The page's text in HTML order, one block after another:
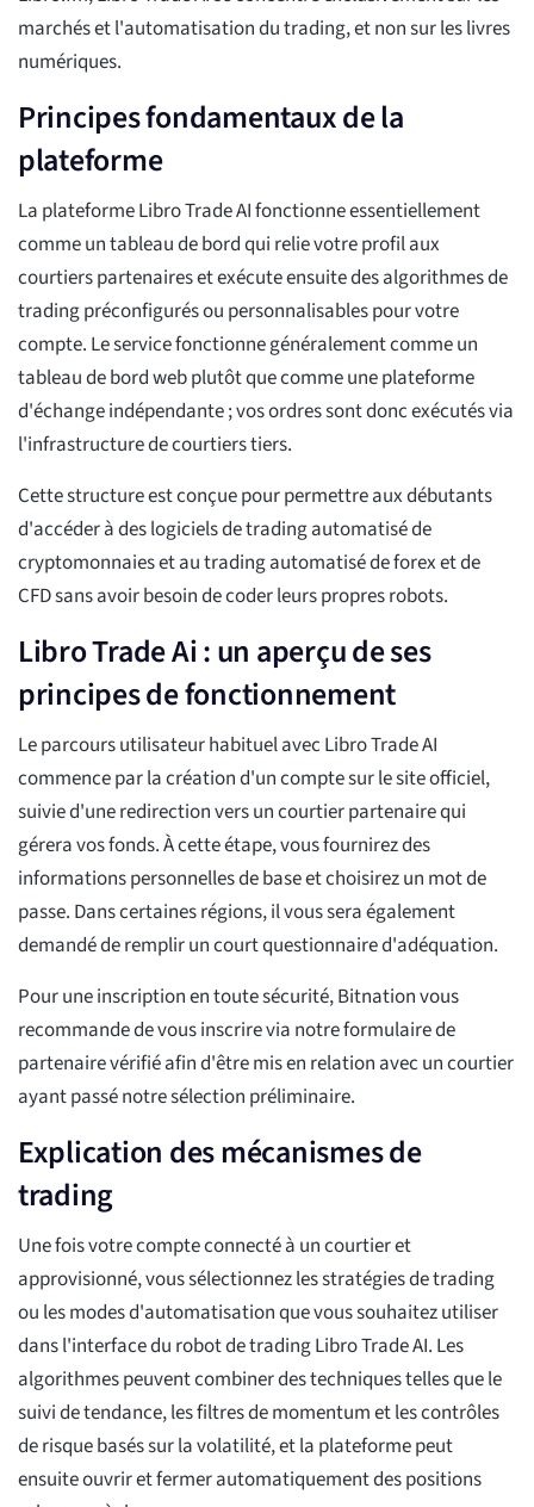
marchés et l'automatisation du trading, et non sur les livres
numériques.
Principes fondamentaux de la
plateforme
La plateforme Libro Trade AI fonctionne essentiellement
comme un tableau de bord qui relie votre profil aux
courtiers partenaires et exécute ensuite des algorithmes de
trading préconfigurés ou personnalisables pour votre
compte. Le service fonctionne généralement comme un
tableau de bord web plutôt que comme une plateforme
d'échange indépendante ; vos ordres sont donc exécutés via
l'infrastructure de courtiers tiers.
Cette structure est conçue pour permettre aux débutants
d'accéder à des logiciels de trading automatisé de
cryptomonnaies et au trading automatisé de forex et de
CFD sans avoir besoin de coder leurs propres robots.
Libro Trade Ai : un aperçu de ses
principes de fonctionnement
Le parcours utilisateur habituel avec Libro Trade AI
commence par la création d'un compte sur le site officiel,
suivie d'une redirection vers un courtier partenaire qui
gérera vos fonds. À cette étape, vous fournirez des
informations personnelles de base et choisirez un mot de
passe. Dans certaines régions, il vous sera également
demandé de remplir un court questionnaire d'adéquation.
Pour une inscription en toute sécurité, Bitnation vous
recommande de vous inscrire via notre formulaire de
partenaire vérifié afin d'être mis en relation avec un courtier
ayant passé notre sélection préliminaire.
Explication des mécanismes de
trading
Une fois votre compte connecté à un courtier et
approvisionné, vous sélectionnez les stratégies de trading
ou les modes d'automatisation que vous souhaitez utiliser
dans l'interface du robot de trading Libro Trade AI. Les
algorithmes peuvent combiner des techniques telles que le
suivi de tendance, les filtres de momentum et les contrôles
de risque basés sur la volatilité, et la plateforme peut
ensuite ouvrir et fermer automatiquement des positions